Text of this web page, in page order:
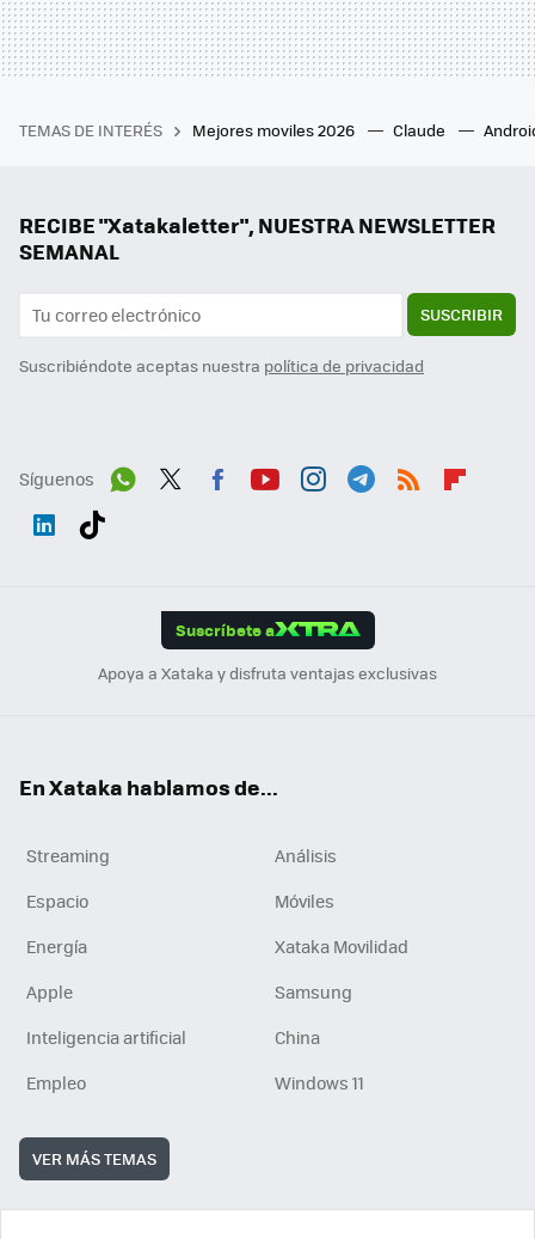
TEMAS DE INTERÉS Mejores moviles 2026 Claude
RECIBE "Xatakaletter", NUESTRA NEWSLETTER
SEMANAL
SUSCRIBIR
Suscribiéndote aceptas nuestra política de privacidad
Síguenos
Suscríbete a
Apoya a Xataka y disfruta ventajas exclusivas
En Xataka hablamos de...
Streaming
Análisis
Espacio
Móviles
Energía
Xataka Movilidad
Apple
Samsung
Inteligencia artificial
China
Empleo
Windows 11
VER MÁS TEMAS